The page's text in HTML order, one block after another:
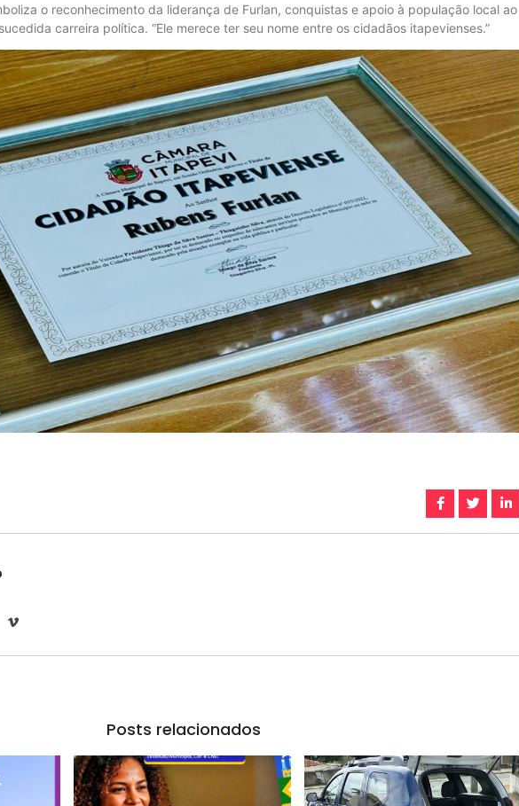
o reconhecimento da liderança de Furlan, conquistas e apoio à população local ao
carreira política. “Ele merece ter seu nome entre os cidadãos itapevienses.”
Posts relacionados